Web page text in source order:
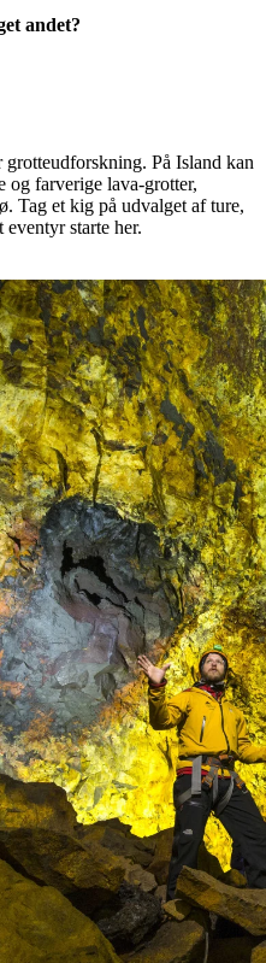
andet?
På Island kan
og farverige lava-grotter,
Tag et kig på udvalget af ture,
starte her.